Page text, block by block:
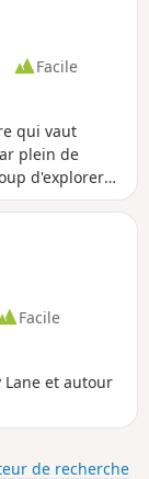
Facile
qui vaut
plein de
d'explorer
petites mares
de
garder son
est classée
Facile
Lane et autour
de recherche